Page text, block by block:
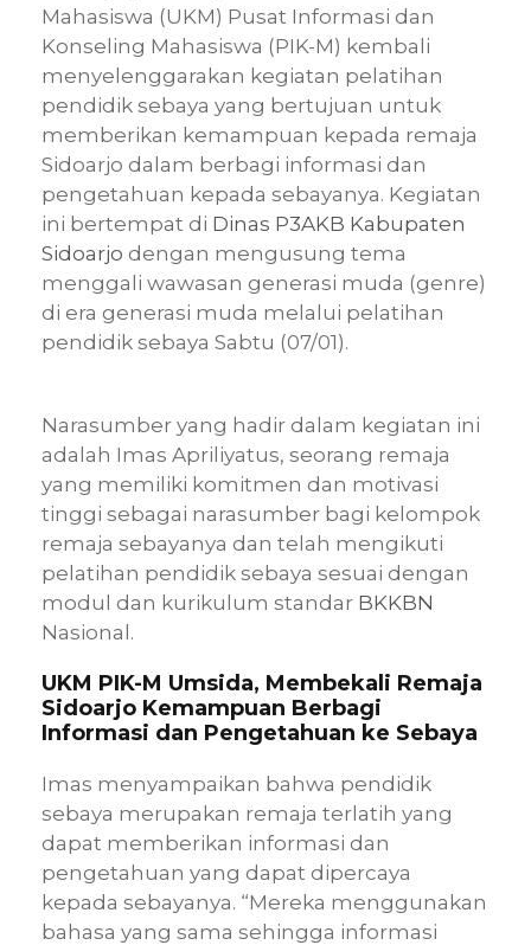
Mahasiswa (UKM) Pusat Informasi dan
Konseling Mahasiswa (PIK-M) kembali
menyelenggarakan kegiatan pelatihan
pendidik sebaya yang bertujuan untuk
memberikan kemampuan kepada remaja
Sidoarjo dalam berbagi informasi dan
pengetahuan kepada sebayanya. Kegiatan
ini bertempat di Dinas P3AKB Kabupaten
Sidoarjo dengan mengusung tema
menggali wawasan generasi muda (genre)
di era generasi muda melalui pelatihan
pendidik sebaya Sabtu (07/01).
Narasumber yang hadir dalam kegiatan ini
adalah Imas Apriliyatus, seorang remaja
yang memiliki komitmen dan motivasi
tinggi sebagai narasumber bagi kelompok
remaja sebayanya dan telah mengikuti
pelatihan pendidik sebaya sesuai dengan
modul dan kurikulum standar BKKBN
Nasional.
UKM PIK-M Umsida, Membekali Remaja
Sidoarjo Kemampuan Berbagi
Informasi dan Pengetahuan ke Sebaya
Imas menyampaikan bahwa pendidik
sebaya merupakan remaja terlatih yang
dapat memberikan informasi dan
pengetahuan yang dapat dipercaya
kepada sebayanya. “Mereka menggunakan
bahasa yang sama sehingga informasi